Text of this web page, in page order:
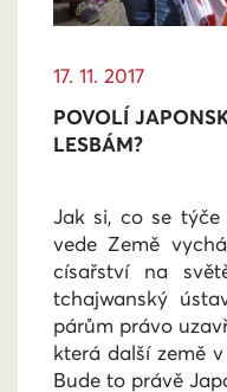
17. 11. 2017
POVOLÍ
LESBÁM?
Jak si, co se týče
vede Země
císařství na
tchajwanský
párům právo
která další země
Bude to právě